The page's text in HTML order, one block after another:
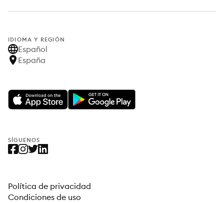
IDIOMA Y REGIÓN
Español
España
SÍGUENOS
Política de privacidad
Condiciones de uso